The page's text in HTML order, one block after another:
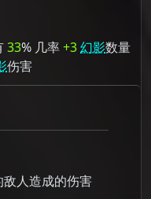
33% 几率+3幻影数量
伤害
敌人造成的伤害